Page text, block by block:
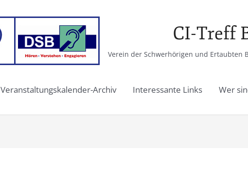
CI-Treff
Verein der Schwerhörigen und Ertaubten
Veranstaltungskalender-Archiv Interessante Links Wer